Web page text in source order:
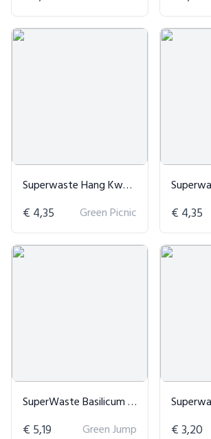
Superwaste Hang Kweektuin Happy Holidays
€ 4,35 Green Picnic
Superwaste Hang
€ 4,35
SuperWaste Basilicum Kweektuintje
€ 5,19 Green Jump
Superwaste
€ 3,20